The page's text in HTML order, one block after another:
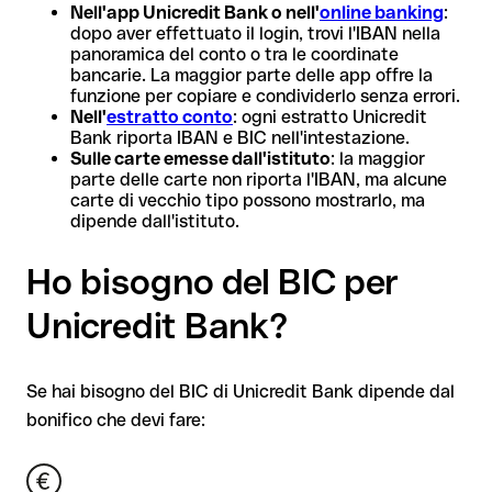
Nell'app Unicredit Bank o nell'online banking:
dopo aver effettuato il login, trovi l'IBAN nella
panoramica del conto o tra le coordinate
bancarie. La maggior parte delle app offre la
funzione per copiare e condividerlo senza errori.
Nell'estratto conto: ogni estratto Unicredit
Bank riporta IBAN e BIC nell'intestazione.
Sulle carte emesse dall'istituto: la maggior
parte delle carte non riporta l'IBAN, ma alcune
carte di vecchio tipo possono mostrarlo, ma
dipende dall'istituto.
Ho bisogno del BIC per
Unicredit Bank?
Se hai bisogno del BIC di Unicredit Bank dipende dal
bonifico che devi fare: